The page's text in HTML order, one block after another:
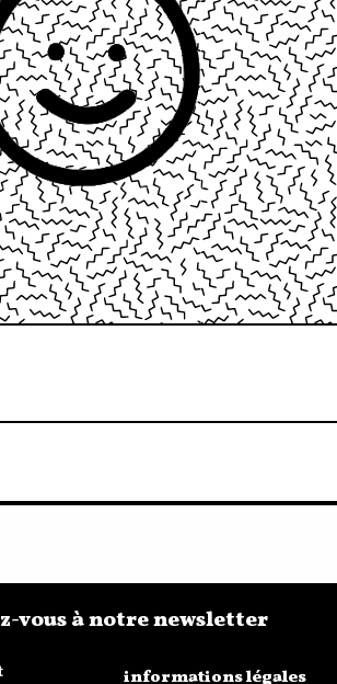
vous à notre newsletter
informations légales